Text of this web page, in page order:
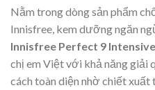
Nằm trong dòng sản phẩm
Innisfree, kem dưỡng ngăn
Innisfree Perfect 9
chị em Việt với khả năng giải
cách toàn diện nhờ chiết xuất